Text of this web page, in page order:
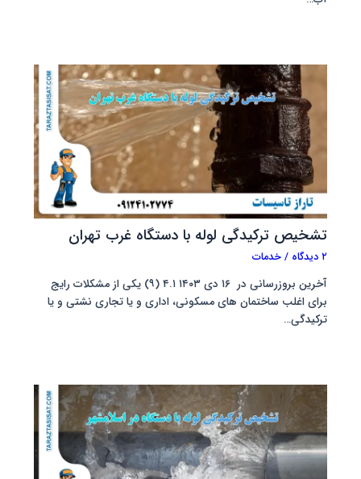
تشخیص ترکیدگی لوله با دستگاه غرب تهران
۲ دیدگاه / خدمات
آخرین بروزرسانی در ۱۶ دی ۱۴۰۳ ۴.۱ (۹) یکی از مشکلات رایج
برای اغلب ساختمان های مسکونی، اداری و یا تجاری نشتی و یا
ترکیدگی…